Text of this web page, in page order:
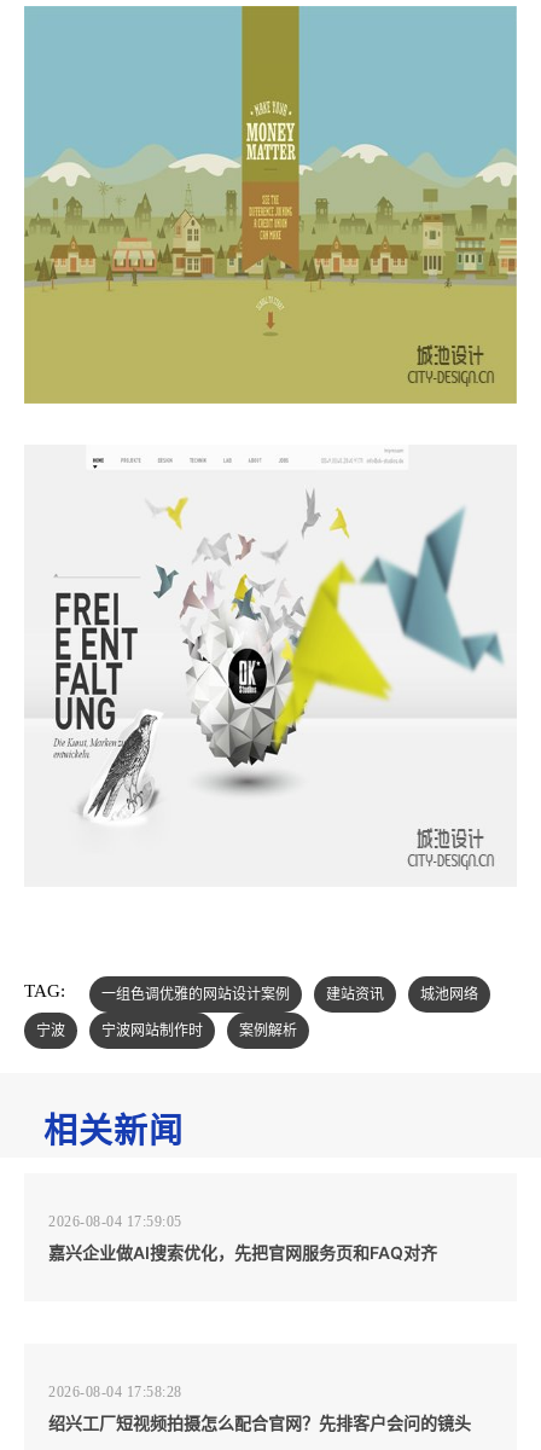
TAG: 一组色调优雅的网站设计案例 建站资讯
城池网络
宁波
宁波网站制作时 案例解析
相关新闻
2026-08-04 17:59:05
嘉兴企业做AI搜索优化，先把官网服务页和FAQ对齐
2026-08-04 17:58:28
绍兴工厂短视频拍摄怎么配合官网？先排客户会问的镜头